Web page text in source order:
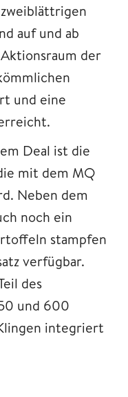
auf und ab
der
und eine
Deal ist die
mit dem MQ
Neben dem
noch ein
stampfen
verfügbar.
des
und 600
integriert